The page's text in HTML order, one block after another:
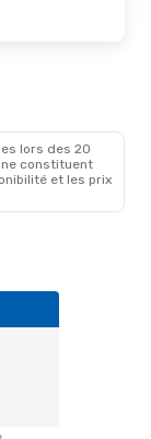
lors des 20
constituent
et les prix